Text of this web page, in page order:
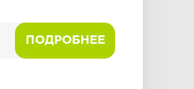
ПОДРОБНЕЕ